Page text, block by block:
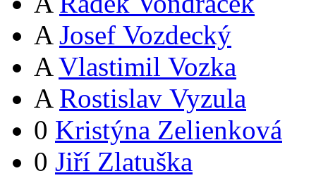
A Josef Vozdecký
A Vlastimil Vozka
A Rostislav Vyzula
0 Kristýna Zelienková
0 Jiří Zlatuška